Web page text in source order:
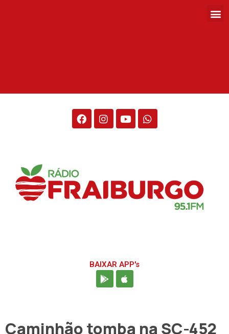
BAIXAR APP's
Caminhão tomba na SC-452